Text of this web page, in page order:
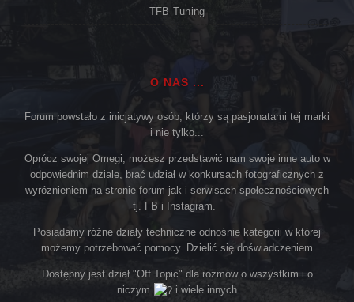
TFB Tuning
O NAS ...
Forum powstało z inicjatywy osób, którzy są pasjonatami tej marki
i nie tylko...
Oprócz swojej Omegi, możesz przedstawić nam swoje inne auto w
odpowiednim dziale, brać udział w konkursach fotograficznych z
wyróżnieniem na stronie forum jak i serwisach społecznościowych
tj. FB i Instagram.
Posiadamy różne działy techniczne odnośnie kategorii w której
możemy potrzebować pomocy. Dzielić się doświadczeniem
Dostępny jest dział "Off Topic" dla rozmów o wszystkim i o
niczym
i wiele innych